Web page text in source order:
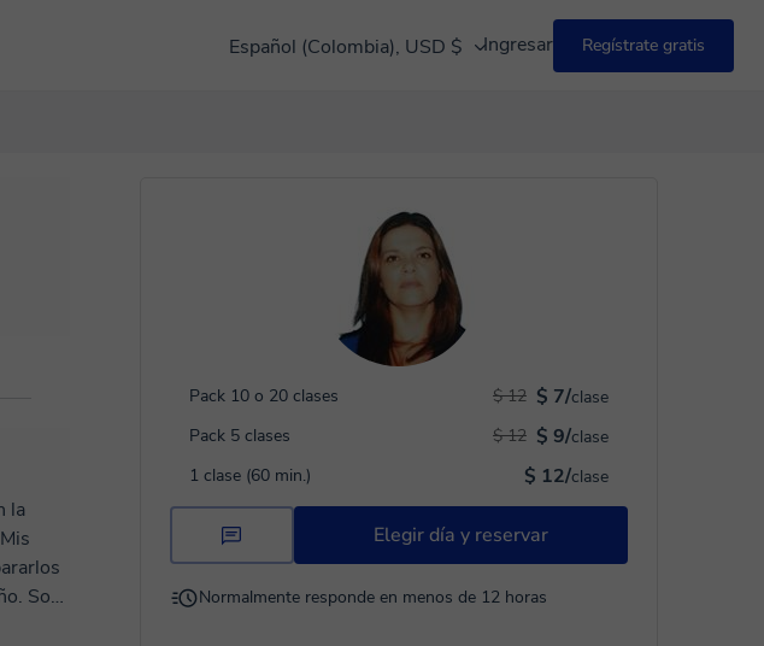
Español (Colombia), USD $ Ingresar Regístrate gratis
Pack 10 o 20 clases $ 7/clase
$ 12
Pack 5 clases
$ 9/clase
$ 12
1 clase (60 min.)
$ 12/clase
Elegir día y reservar
Normalmente responde en menos de 12 horas
la
Son